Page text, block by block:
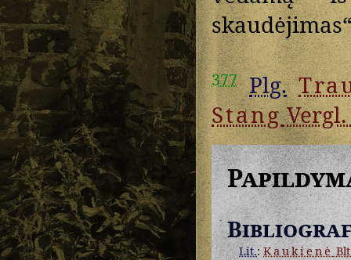
377 Plg.
StangVergl.
Lit.:Kaukienė